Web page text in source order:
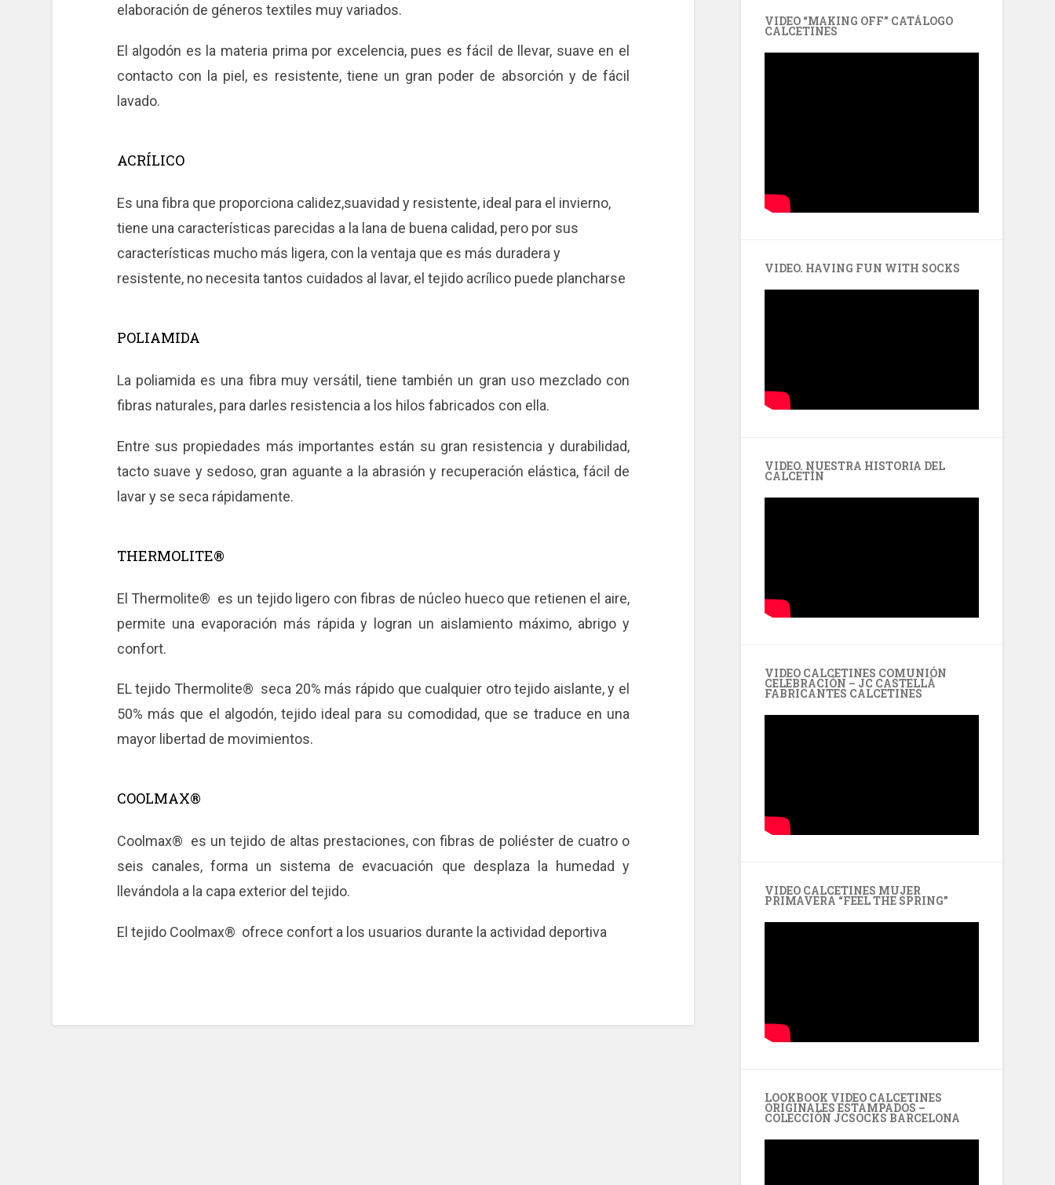
elaboración de géneros textiles muy variados.
El algodón es la materia prima por excelencia, pues es fácil de llevar, suave en el
contacto con la piel, es resistente, tiene un gran poder de absorción y de fácil
lavado.
ACRÍLICO
Es una fibra que proporciona calidez,suavidad y resistente, ideal para el invierno,
tiene una características parecidas a la lana de buena calidad, pero por sus
características mucho más ligera, con la ventaja que es más duradera y
resistente, no necesita tantos cuidados al lavar, el tejido acrílico puede plancharse
POLIAMIDA
La poliamida es una fibra muy versátil, tiene también un gran uso mezclado con
fibras naturales, para darles resistencia a los hilos fabricados con ella.
Entre sus propiedades más importantes están su gran resistencia y durabilidad,
tacto suave y sedoso, gran aguante a la abrasión y recuperación elástica, fácil de
lavar y se seca rápidamente.
THERMOLITE®
El Thermolite® es un tejido ligero con fibras de núcleo hueco que retienen el aire,
permite una evaporación más rápida y logran un aislamiento máximo, abrigo y
confort.
EL tejido Thermolite® seca 20% más rápido que cualquier otro tejido aislante, y el
50% más que el algodón, tejido ideal para su comodidad, que se traduce en una
mayor libertad de movimientos.
COOLMAX®
Coolmax® es un tejido de altas prestaciones, con fibras de poliéster de cuatro o
seis canales, forma un sistema de evacuación que desplaza la humedad y
llevándola a la capa exterior del tejido.
El tejido Coolmax® ofrece confort a los usuarios durante la actividad deportiva
VIDEO “MAKING OFF” CATÁLOGO
CALCETINES
VIDEO. HAVING FUN WITH SOCKS
VIDEO. NUESTRA HISTORIA DEL
CALCETÍN
VIDEO CALCETINES COMUNIÓN
CELEBRACIÓN – JC CASTELLÀ
FABRICANTES CALCETINES
VIDEO CALCETINES MUJER
PRIMAVERA “FEEL THE SPRING”
LOOKBOOK VIDEO CALCETINES
ORIGINALES ESTAMPADOS –
COLECCIÓN JCSOCKS BARCELONA